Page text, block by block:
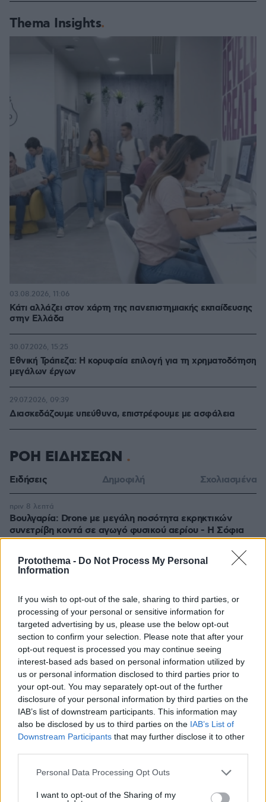
Protothema - Do Not Process My Personal
Information
If you wish to opt-out of the sale, sharing to third parties, or
processing of your personal or sensitive information for
targeted advertising by us, please use the below opt-out
section to confirm your selection. Please note that after your
opt-out request is processed you may continue seeing
interest-based ads based on personal information utilized by
us or personal information disclosed to third parties prior to
your opt-out. You may separately opt-out of the further
disclosure of your personal information by third parties on the
IAB’s list of downstream participants. This information may
also be disclosed by us to third parties on the IAB’s List of
Downstream Participants that may further disclose it to other
Please note that this website/app uses one or more Google
not limited to your visit or usage behaviour. You may click to
Personal Data Processing Opt Outs
I want to opt-out of the Sharing of my
Thema Insights
Κάτι αλλάζει στον χάρτη της πανεπιστημιακής εκπαίδευσης
στην Ελλάδα
03.08.2026, 11:06
Εθνική Τράπεζα: Η κορυφαία επιλογή για τη χρηματοδότηση
μεγάλων έργων
30.07.2026, 15:25
Διασκεδάζουμε υπεύθυνα, επιστρέφουμε με ασφάλεια
29.07.2026, 09:39
ΡΟΗ ΕΙΔΗΣΕΩΝ
Ειδήσεις Δημοφιλή Σχολιασμένα
Βουλγαρία: Drone με μεγάλη ποσότητα εκρηκτικών
συνετρίβη κοντά σε αγωγό φυσικού αερίου - Η Σόφια
κατηγορεί το Κίεβο
πριν 8 λεπτά
Αποξηραμένα λεμόνια (loomi) – Πώς χρησιμοποιούνται
πριν 8 λεπτά
Συνελήφθη 24χρονος για ενδοοικογενειακή βία στα
Χανιά: 17χρονη κατήγγειλε ότι την κλείδωσε σε σπίτι
πριν 13 λεπτά
Χίος: 6 ανέγγιχτες παραλίες στη δυτική πλευρά της που
αξίζει να ανακαλύψετε
πριν 16 λεπτά
Οι «Πράσινες Μπότες»: 30 χρόνια μετά, το Έβερεστ
μπορεί να δώσει πίσω έναν από τους νεκρούς του
πριν 19 λεπτά
Χόρχε Μέσι: Ο εργάτης από το Ροσάριο που πήρε τον
13χρονο Λιονέλ από το χέρι και άλλαξε την ιστορία του
ποδοσφαίρου με μια υπογραφή σε... χαρτοπετσέτα
πριν 25 λεπτά
Συνελήφθη ανήλικος μαθητής στη Φλόριντα: Σχεδίαζε